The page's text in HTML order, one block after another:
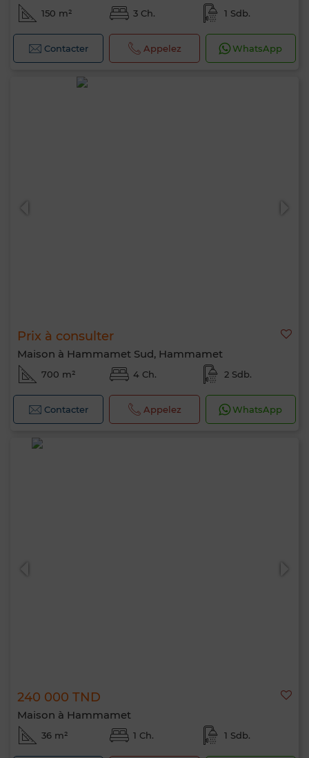
150 m² 3 Ch. 1 Sdb.
Contacter Appelez WhatsApp
Prix à consulter
Maison à Hammamet Sud, Hammamet
700 m² 4 Ch. 2 Sdb.
Contacter Appelez WhatsApp
240 000 TND
Maison à Hammamet
36 m² 1 Ch. 1 Sdb.